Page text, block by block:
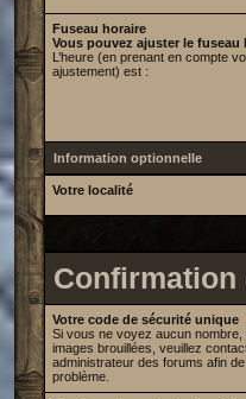
Fuseau horaire
Vous pouvez ajuster le fuseau
L’heure (en prenant en compte
ajustement) est :
Information optionnelle
Votre localité
Confirmation
Votre code de sécurité unique
Si vous ne voyez aucun nombre,
images brouillées, veuillez
administrateur des forums afin
problème.